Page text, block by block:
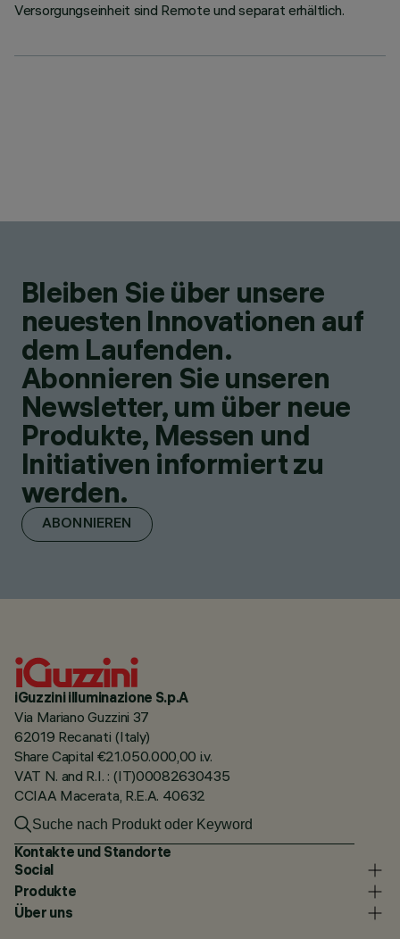
Versorgungseinheit sind Remote und separat erhältlich.
Bleiben Sie über unsere
neuesten Innovationen auf
dem Laufenden.
Abonnieren Sie unseren
Newsletter, um über neue
Produkte, Messen und
Initiativen informiert zu
werden.
ABONNIEREN
iGuzzini illuminazione S.p.A
Via Mariano Guzzini 37
62019 Recanati (Italy)
Share Capital €21.050.000,00 i.v.
VAT N. and R.I. : (IT)00082630435
CCIAA Macerata, R.E.A. 40632
Kontakte und Standorte
Social
Produkte
Über uns